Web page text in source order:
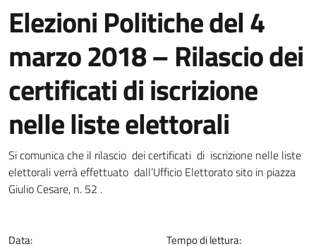
Elezioni Politiche del 4
marzo 2018 – Rilascio dei
certificati di iscrizione
nelle liste elettorali
Dettagli della notizia
Si comunica che il rilascio dei certificati di iscrizione nelle liste
elettorali verrà effettuato dall’Ufficio Elettorato sito in piazza
Giulio Cesare, n. 52 .
Data: Tempo di lettura: